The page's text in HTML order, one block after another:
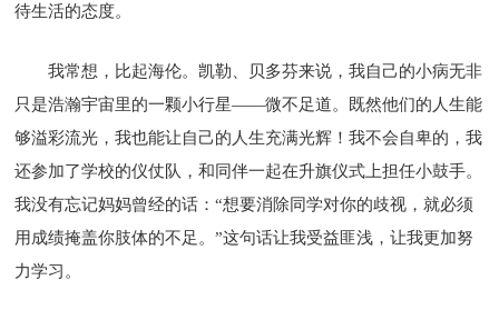
待生活的态度。
我常想，比起海伦。凯勒、贝多芬来说，我自己的小病无非
只是浩瀚宇宙里的一颗小行星——微不足道。既然他们的人生能
够溢彩流光，我也能让自己的人生充满光辉！我不会自卑的，我
还参加了学校的仪仗队，和同伴一起在升旗仪式上担任小鼓手。
我没有忘记妈妈曾经的话：“想要消除同学对你的歧视，就必须
用成绩掩盖你肢体的不足。”这句话让我受益匪浅，让我更加努
力学习。